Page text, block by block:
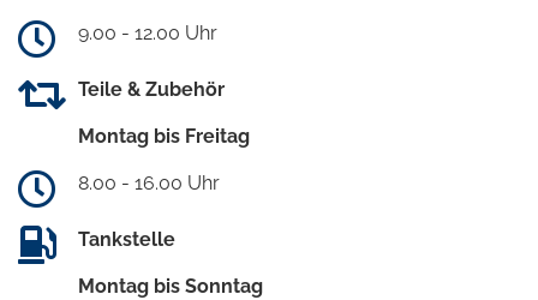
9.00 - 12.00 Uhr
Teile & Zubehör
Montag bis Freitag
8.00 - 16.00 Uhr
Tankstelle
Montag bis Sonntag